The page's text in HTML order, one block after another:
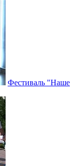
Фестиваль "Наше